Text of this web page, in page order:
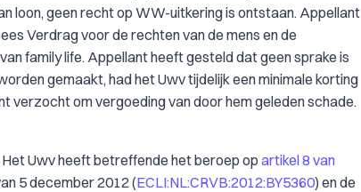
loon, geen recht op WW-uitkering is ontstaan. Appellant
Verdrag voor de rechten van de mens en de
family life. Appellant heeft gesteld dat geen sprake is
gemaakt, had het Uwv tijdelijk een minimale korting
om vergoeding van door hem geleden schade.
Uwv heeft betreffende het beroep op artikel 8 van
5 december 2012 (ECLI:NL:CRVB:2012:BY5360) en de